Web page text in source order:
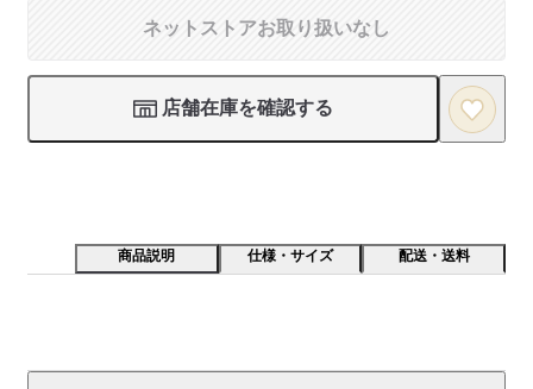
ネットストアお取り扱いなし
店舗在庫を確認する
商品説明 仕様・サイズ 配送・送料